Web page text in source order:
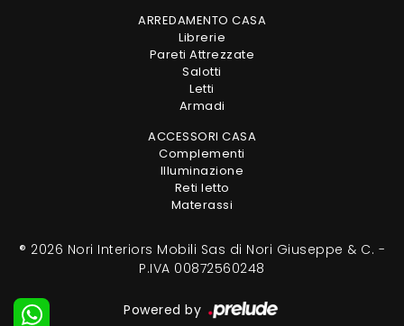
ARREDAMENTO CASA
Librerie
Pareti Attrezzate
Salotti
Letti
Armadi
ACCESSORI CASA
Complementi
Illuminazione
Reti letto
Materassi
® 2026 Nori Interiors Mobili Sas di Nori Giuseppe & C. -
P.IVA 00872560248
Powered by